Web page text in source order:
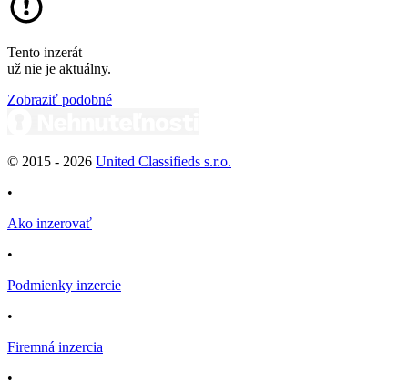
Tento inzerát
už nie je aktuálny.
Zobraziť podobné
© 2015 - 2026 United Classifieds s.r.o.
•
Ako inzerovať
•
Podmienky inzercie
•
Firemná inzercia
•